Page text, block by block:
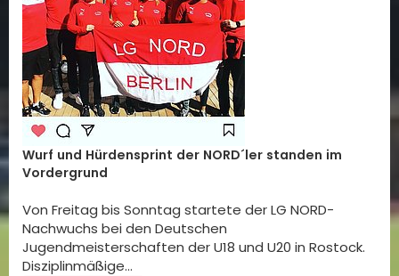
Wurf und Hürdensprint der NORD´ler standen im
Vordergrund
Von Freitag bis Sonntag startete der LG NORD-
Nachwuchs bei den Deutschen
Jugendmeisterschaften der U18 und U20 in Rostock.
Disziplinmäßige…